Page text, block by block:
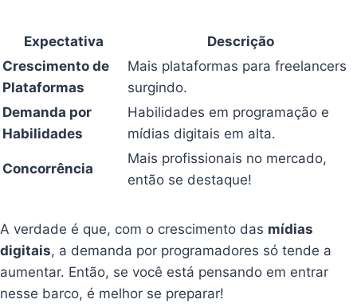
Expectativa
Descrição
Crescimento de
Plataformas
Mais plataformas para freelancers
surgindo.
Demanda por
Habilidades
Habilidades em programação e
mídias digitais em alta.
Concorrência
Mais profissionais no mercado,
então se destaque!
A verdade é que, com o crescimento das mídias
digitais, a demanda por programadores só tende a
aumentar. Então, se você está pensando em entrar
nesse barco, é melhor se preparar!